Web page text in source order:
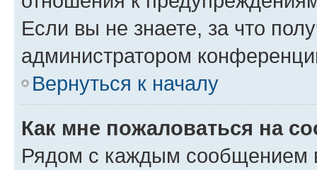
Если вы не знаете, за что
администратором
Вернуться к началу
Как мне пожаловаться на
Рядом с каждым сообщением